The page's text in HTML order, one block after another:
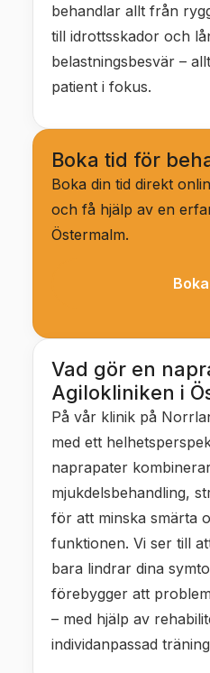
behandlar allt från
till idrottsskador och
belastningsbesvär –
patient i fokus.
Boka tid för
Boka din tid direkt
och få hjälp av en
Östermalm.
Vad gör en
Agilokliniken i
På vår klinik på
med ett
naprapater
mjukdelsbehandling,
för att minska smärta
funktionen. Vi ser till
bara lindrar dina
förebygger att
– med hjälp av
individanpassad